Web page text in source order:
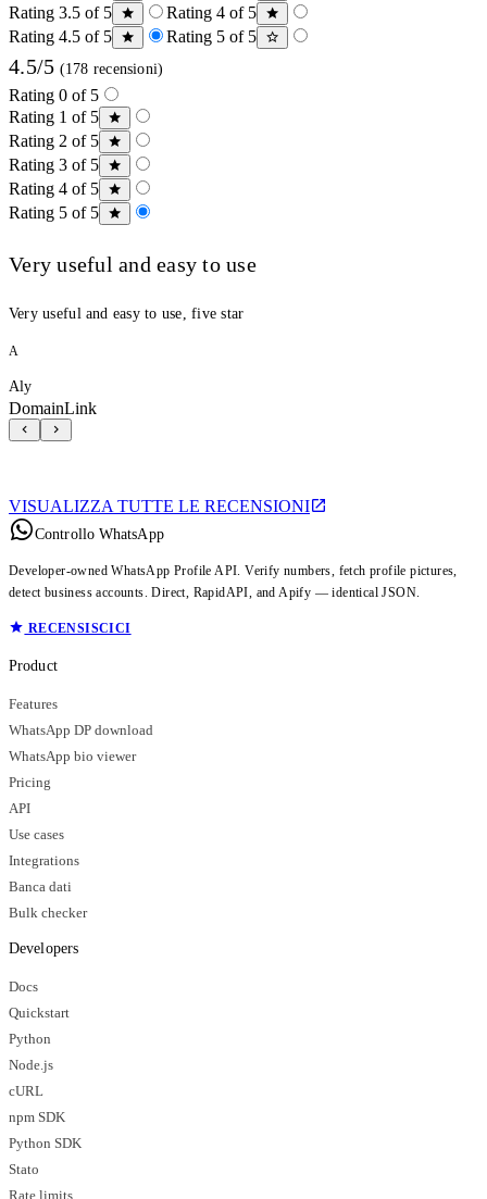
Rating 3.5 of 5
Rating 4 of 5
Rating 4.5 of 5
Rating 5 of 5
4.5/5 (178 recensioni)
Rating 0 of 5
Rating 1 of 5
Rating 2 of 5
Rating 3 of 5
Rating 4 of 5
Rating 5 of 5
Very useful and easy to use
Very useful and easy to use, five star
A
Aly
DomainLink
VISUALIZZA TUTTE LE RECENSIONI
Controllo WhatsApp
Developer-owned WhatsApp Profile API. Verify numbers, fetch profile pictures,
detect business accounts. Direct, RapidAPI, and Apify — identical JSON.
RECENSISCICI
Product
Features
WhatsApp DP download
WhatsApp bio viewer
Pricing
API
Use cases
Integrations
Banca dati
Bulk checker
Developers
Docs
Quickstart
Python
Node.js
cURL
npm SDK
Python SDK
Stato